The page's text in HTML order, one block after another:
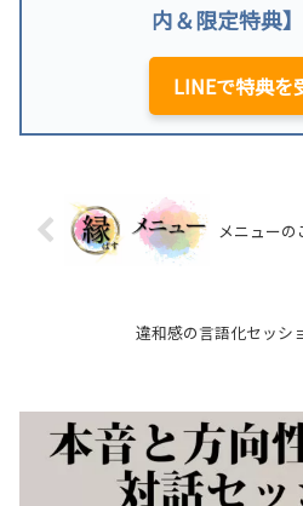
内＆限定特典
LINEで特典を
メニューの
違和感の言語化セッシ